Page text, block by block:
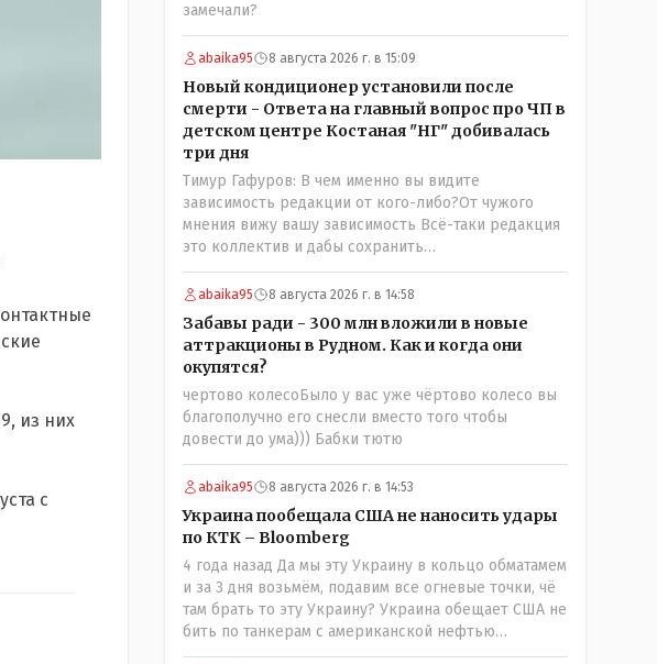
из них
с
замечали?
abaika95 8 августа 2026 г. в 15:09
Новый кондиционер установили после
смерти - Ответа на главный вопрос про ЧП в
детском центре Костаная "НГ" добивалась
три дня
Тимур Гафуров: В чем именно вы видите
зависимость редакции от кого-либо?От чужого
мнения вижу вашу зависимость Всё-таки редакция
это коллектив и дабы сохранить
профессиональное лицо можно было бы и указать
Общественному объединению на не корректность
высказываний о вас в том тоне в котором была та
публикация. Нет вы проглотили оскорбления и
побежали оправдываться Незнаю если бы моего
журналиста поносили на всю округу за его по сути
рабочую ошибку я бы его в обиду не дал. Да
признать ошибку но при этом и указать хейтерам
их место как мне кажется надо. А у вас как-то не
получилось. В итоге есть ощущение что вы не пятая
власть а инструмент в руках тех кто может вас
публично поносить maxsaf: А чё, надо было оставить
оригинальную статью, где всё красиво, чисто и
свежо?Да, это называется журналистика. Человек
проделал работу это его взгляд на вещи У другого
свой взгляд Почему вообще кто-то должен
указывать журналисту как писать и в каком тоне?
maxsaf: Ну правда бы всё равно вышла наружу, все
abaika95 8 августа 2026 г. в 14:58
Забавы ради - 300 млн вложили в новые
аттракционы в Рудном. Как и когда они
окупятся?
чертово колесоБыло у вас уже чёртово колесо вы
благополучно его снесли вместо того чтобы
довести до ума))) Бабки тютю
abaika95 8 августа 2026 г. в 14:53
Украина пообещала США не наносить удары
по КТК – Bloomberg
4 года назад Да мы эту Украину в кольцо обматамем
и за 3 дня возьмём, подавим все огневые точки, чё
там брать то эту Украину? Украина обещает США не
бить по танкерам с американской нефтью
добываемой в Казахстане-мы сейчас в этой точке